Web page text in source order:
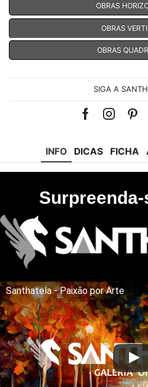
OBRAS
OBRAS
OBRAS
SIGA A
Facebook
INFO DICAS FICHA
Santhatela - Paixão por Arte